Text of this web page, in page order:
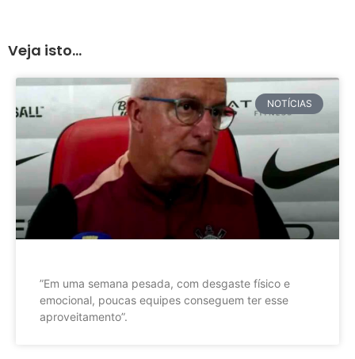
Veja isto...
NOTÍCIAS
”Em uma semana pesada, com desgaste físico e
emocional, poucas equipes conseguem ter esse
aproveitamento”.